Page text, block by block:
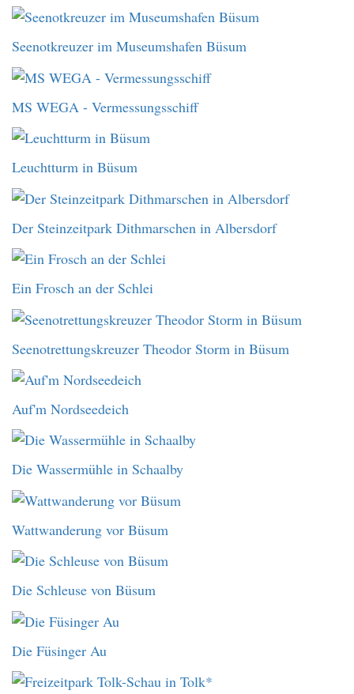
Seenotkreuzer im Museumshafen Büsum
MS WEGA - Vermessungsschiff
Leuchtturm in Büsum
Der Steinzeitpark Dithmarschen in Albersdorf
Ein Frosch an der Schlei
Seenotrettungskreuzer Theodor Storm in Büsum
Auf'm Nordseedeich
Die Wassermühle in Schaalby
Wattwanderung vor Büsum
Die Schleuse von Büsum
Die Füsinger Au